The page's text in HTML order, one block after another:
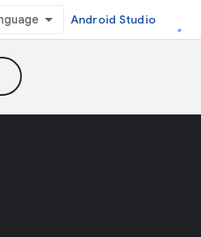
Android Studio